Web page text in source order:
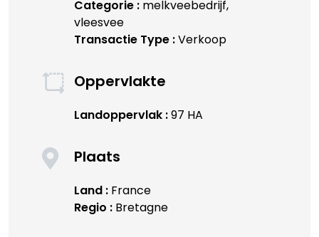
Categorie :melkveebedrijf,
vleesvee
Transactie Type :Verkoop
Oppervlakte
Landoppervlak :97 HA
Plaats
Land :France
Regio :Bretagne